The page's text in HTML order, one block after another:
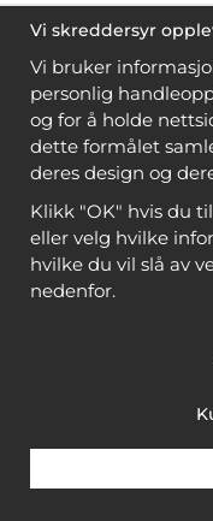
Vi skreddersyr
Vi bruker
personlig
og for å holde
dette formålet
deres design og
Klikk "OK" hvis du
eller velg hvilke
hvilke du vil slå av
nedenfor.